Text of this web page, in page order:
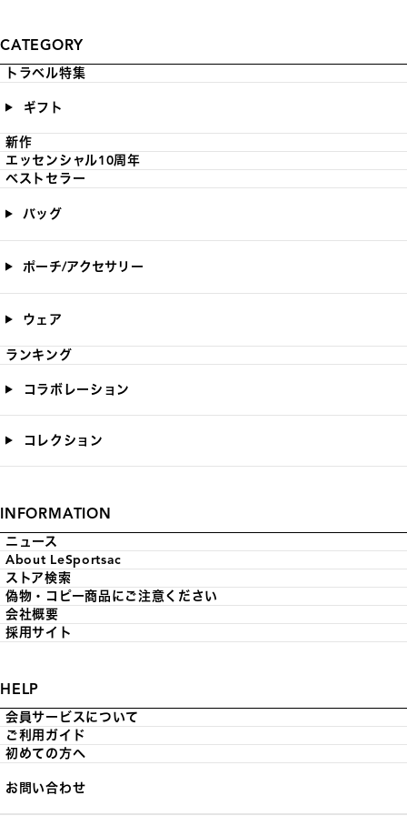
CATEGORY
トラベル特集
ギフト
新作
エッセンシャル10周年
ベストセラー
バッグ
ポーチ/アクセサリー
ウェア
ランキング
コラボレーション
コレクション
INFORMATION
ニュース
About LeSportsac
ストア検索
偽物・コピー商品にご注意ください
会社概要
採用サイト
HELP
会員サービスについて
ご利用ガイド
初めての方へ
お問い合わせ